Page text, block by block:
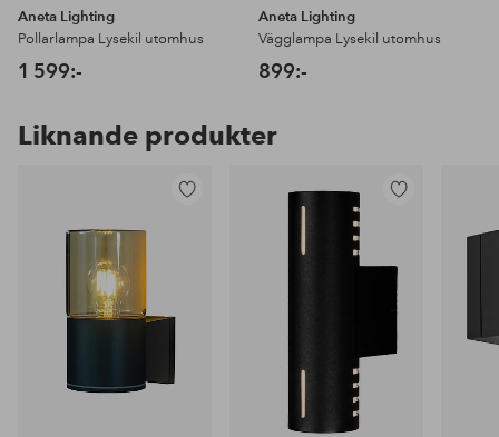
Aneta Lighting
Pollarlampa Lysekil utomhus
1 599:-
Aneta Lighting
Vägglampa Lysekil utomhus
899:-
Liknande produkter